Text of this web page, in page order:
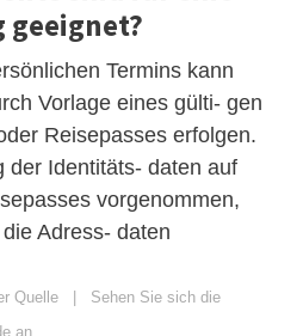
Termins kann
Vorlage eines gülti- gen
Reisepasses erfolgen.
der Identitäts- daten auf
vorgenommen,
Adress- daten
Quelle | Sehen Sie sich die
an